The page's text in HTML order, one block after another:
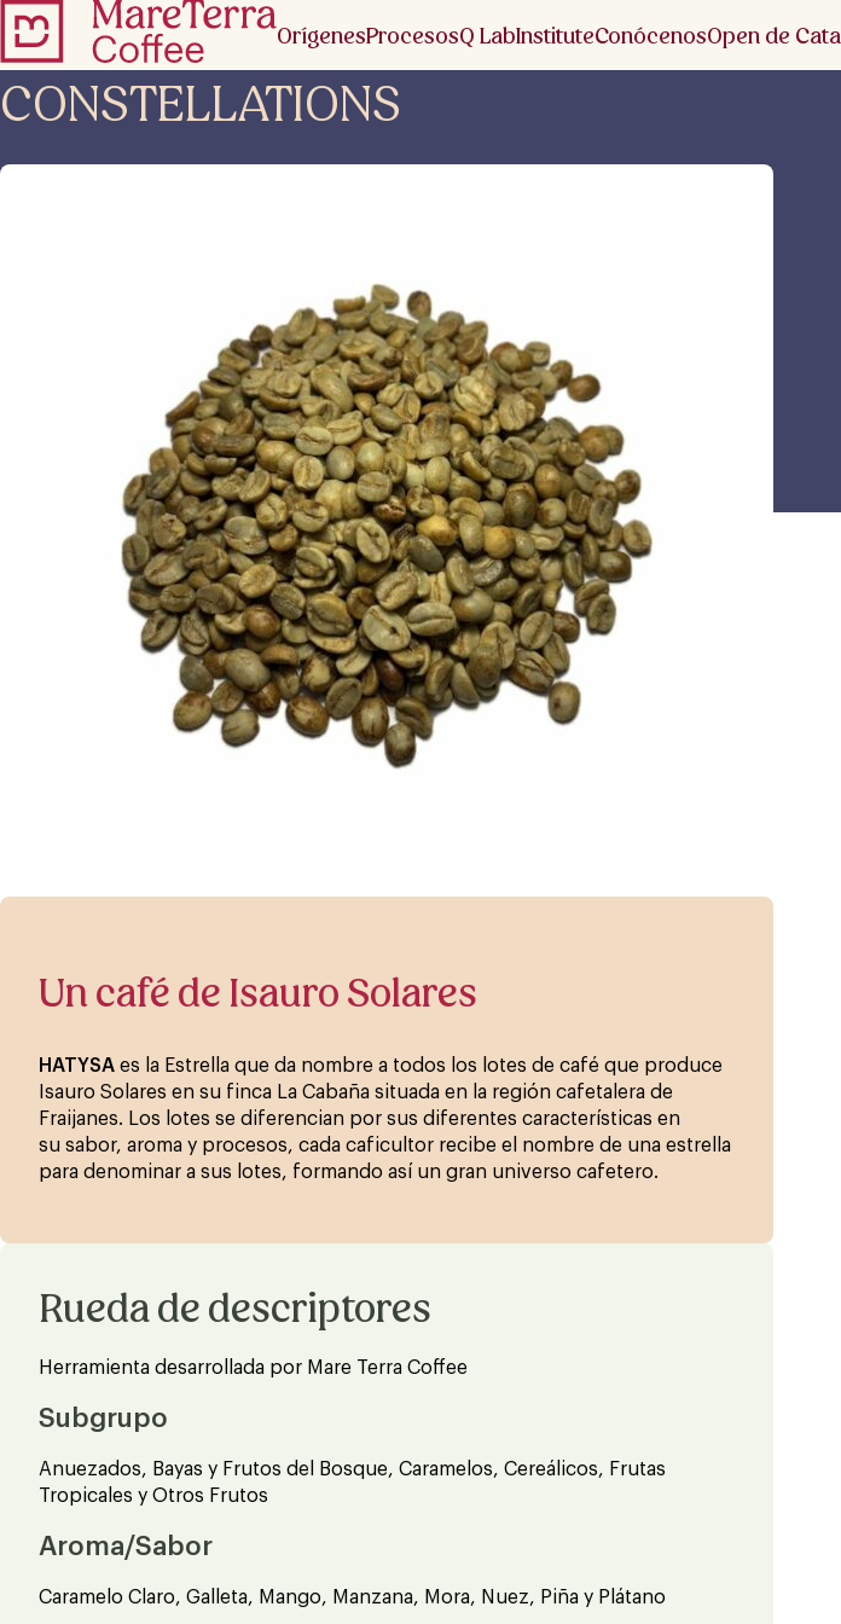
OrígenesProcesosQ LabInstituteConócenosOpen de Cata
CONSTELLATIONS
Un café de Isauro Solares
HATYSA es la Estrella que da nombre a todos los lotes de café que produce
Isauro Solares en su finca La Cabaña situada en la región cafetalera de
Fraijanes. Los lotes se diferencian por sus diferentes características en
su sabor, aroma y procesos, cada caficultor recibe el nombre de una estrella
para denominar a sus lotes, formando así un gran universo cafetero.
Rueda de descriptores
Herramienta desarrollada por Mare Terra Coffee
Subgrupo
Anuezados, Bayas y Frutos del Bosque, Caramelos, Cereálicos, Frutas
Tropicales y Otros Frutos
Aroma/Sabor
Caramelo Claro, Galleta, Mango, Manzana, Mora, Nuez, Piña y Plátano